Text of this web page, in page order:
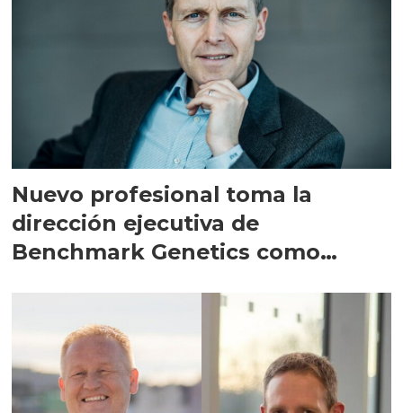
Nuevo profesional toma la
dirección ejecutiva de
Benchmark Genetics como